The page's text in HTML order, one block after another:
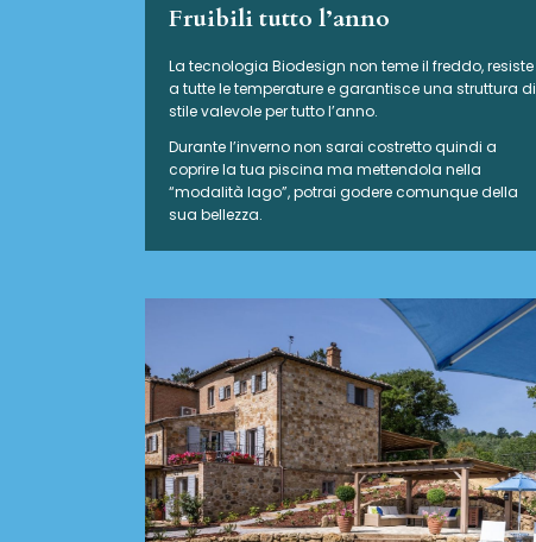
Fruibili tutto l’anno
La tecnologia Biodesign non teme il freddo, resiste
a tutte le temperature e garantisce una struttura di
stile valevole per tutto l’anno.
Durante l’inverno non sarai costretto quindi a
coprire la tua piscina ma mettendola nella
“modalità lago”, potrai godere comunque della
sua bellezza.